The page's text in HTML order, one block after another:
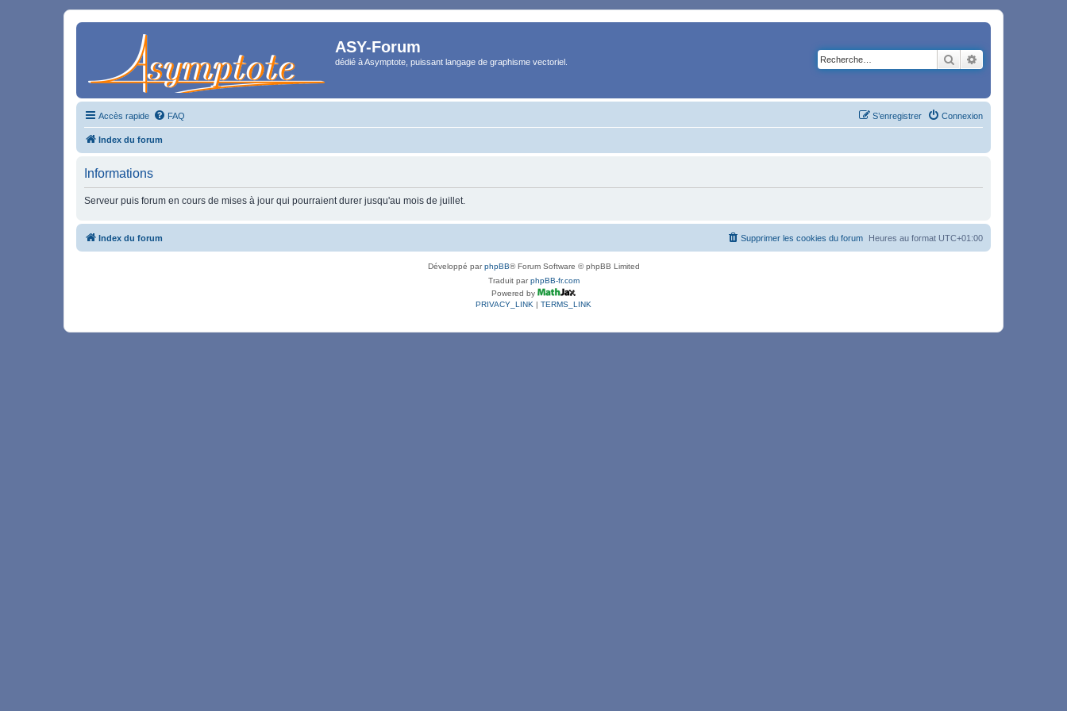
ASY-Forum
dédié à Asymptote, puissant langage de graphisme vectoriel. Rechercher
Accès rapide FAQ Connexion
S’enregistrer
Index du forum
Informations
Serveur puis forum en cours de mises à jour qui pourraient durer jusqu'au mois de juillet.
Index du forum Heures au format UTC+01:00
Supprimer les cookies du forum
Développé parphpBB® Forum Software © phpBB Limited
Traduit parphpBB-fr.com
Powered by
PRIVACY_LINK | TERMS_LINK